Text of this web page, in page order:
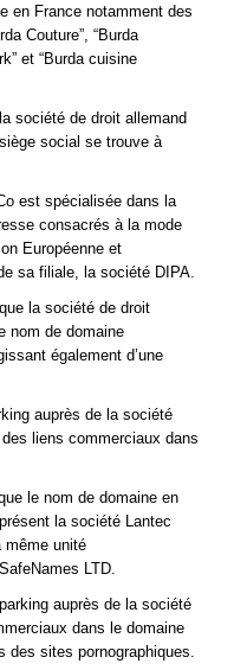
en France notamment des
Couture”, “Burda
et “Burda cuisine
société de droit allemand
social se trouve à
est spécialisée dans la
consacrés à la mode
Européenne et
sa filiale, la société DIPA.
la société de droit
nom de domaine
également d’une
auprès de la société
liens commerciaux dans
le nom de domaine en
la société Lantec
même unité
LTD.
auprès de la société
dans le domaine
des sites pornographiques.